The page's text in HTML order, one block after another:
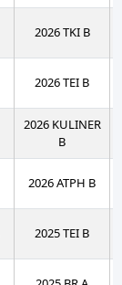
2026 TKI B
2026 TEI B
2026 KULINER
B
2026 ATPH B
2025 TEI B